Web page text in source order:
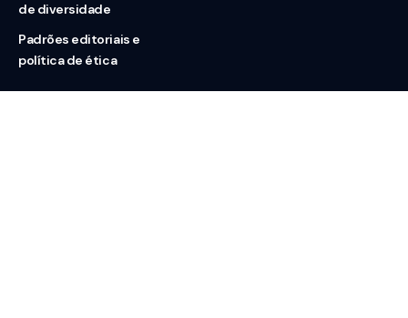
de diversidade
Padrões editoriais e
política de ética